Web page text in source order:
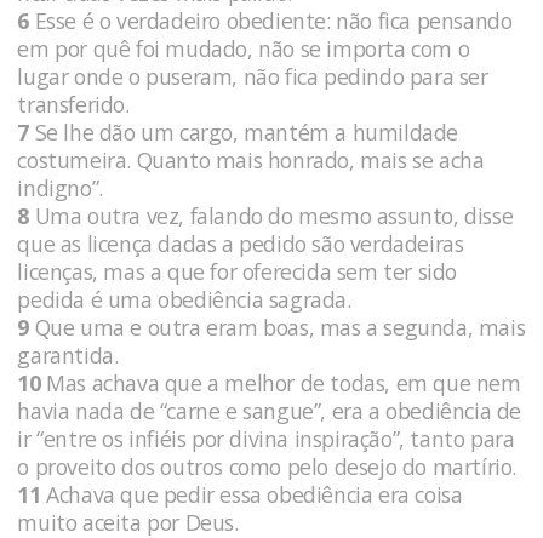
6 Esse é o verdadeiro obediente: não fica pensando
em por quê foi mudado, não se importa com o
lugar onde o puseram, não fica pedindo para ser
transferido.
7 Se lhe dão um cargo, mantém a humildade
costumeira. Quanto mais honrado, mais se acha
indigno”.
8 Uma outra vez, falando do mesmo assunto, disse
que as licença dadas a pedido são verdadeiras
licenças, mas a que for oferecida sem ter sido
pedida é uma obediência sagrada.
9 Que uma e outra eram boas, mas a segunda, mais
garantida.
10Mas achava que a melhor de todas, em que nem
havia nada de “carne e sangue”, era a obediência de
ir “entre os infiéis por divina inspiração”, tanto para
o proveito dos outros como pelo desejo do martírio.
11 Achava que pedir essa obediência era coisa
muito aceita por Deus.